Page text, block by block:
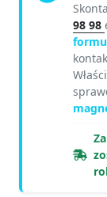
98 98